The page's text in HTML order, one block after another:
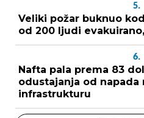
5.
Veliki požar buknuo
od 200 ljudi
6.
Nafta pala prema 83
odustajanja od napada
infrastrukturu